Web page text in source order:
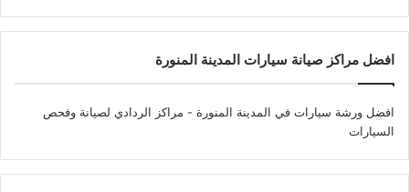
افضل مراكز صيانة سيارات المدينة المنورة
افضل ورشة سيارات في المدينة المنورة - مراكز الردادي لصيانة وفحص
السيارات